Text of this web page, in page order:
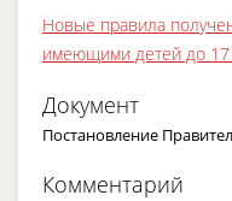
Новые правила
имеющими детей до 17
Документ
Постановление
Комментарий